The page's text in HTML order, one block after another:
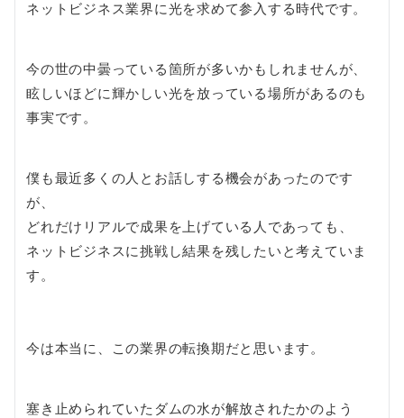
ネットビジネス業界に光を求めて参入する時代です。
今の世の中曇っている箇所が多いかもしれませんが、
眩しいほどに輝かしい光を放っている場所があるのも
事実です。
僕も最近多くの人とお話しする機会があったのです
が、
どれだけリアルで成果を上げている人であっても、
ネットビジネスに挑戦し結果を残したいと考えていま
す。
今は本当に、この業界の転換期だと思います。
塞き止められていたダムの水が解放されたかのよう